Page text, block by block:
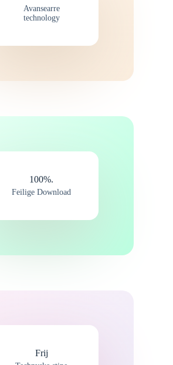
Avansearre
technology
100%.
Feilige Download
Frij